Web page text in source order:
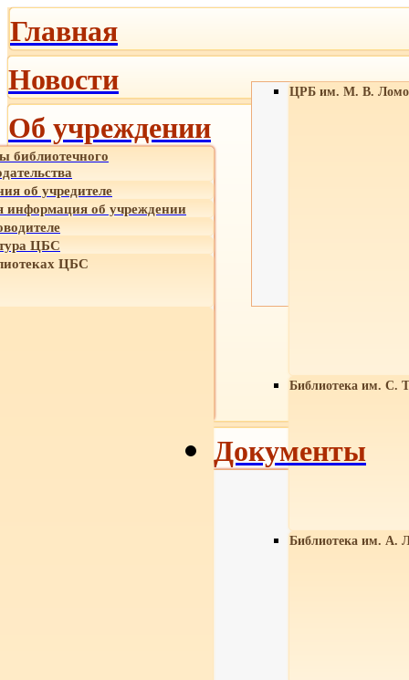
Главная
Новости
Об учреждении
библиотечного
об учредителе
об учреждении
ЦБС
ЦБС
ЦРБ им. М. В.
Библиотека им. С.
Библиотека им. А.
Документы